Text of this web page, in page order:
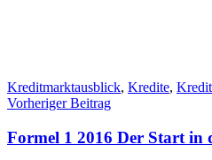
Kreditmarktausblick, Kredite,
Beitragsnavigation
Vorheriger Beitrag
Formel 1 2016 Der Start in